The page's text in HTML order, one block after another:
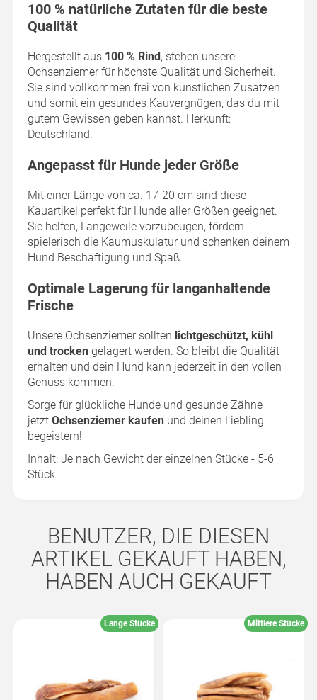
100 % natürliche Zutaten für die beste
Qualität
Hergestellt aus 100 % Rind, stehen unsere
Ochsenziemer für höchste Qualität und Sicherheit.
Sie sind vollkommen frei von künstlichen Zusätzen
und somit ein gesundes Kauvergnügen, das du mit
gutem Gewissen geben kannst. Herkunft:
Deutschland.
Angepasst für Hunde jeder Größe
Mit einer Länge von ca. 17-20 cm sind diese
Kauartikel perfekt für Hunde aller Größen geeignet.
Sie helfen, Langeweile vorzubeugen, fördern
spielerisch die Kaumuskulatur und schenken deinem
Hund Beschäftigung und Spaß.
Optimale Lagerung für langanhaltende
Frische
Unsere Ochsenziemer sollten lichtgeschützt, kühl
und trocken gelagert werden. So bleibt die Qualität
erhalten und dein Hund kann jederzeit in den vollen
Genuss kommen.
Sorge für glückliche Hunde und gesunde Zähne –
jetzt Ochsenziemer kaufen und deinen Liebling
begeistern!
Inhalt: Je nach Gewicht der einzelnen Stücke - 5-6
Stück
BENUTZER, DIE DIESEN
ARTIKEL GEKAUFT HABEN,
HABEN AUCH GEKAUFT
Lange Stücke Mittlere Stücke